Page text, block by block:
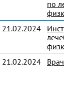
по
21.02.2024
21.02.2024